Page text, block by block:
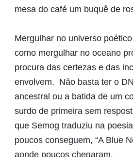
mesa do café um buquê de
Mergulhar no universo
como mergulhar no oceano
procura das certezas e das
envolvem. Não basta ter o
ancestral ou a batida de um
surdo de primeira sem
que Semog traduziu na
poucos conseguem, “A Blue
aonde poucos chegaram.